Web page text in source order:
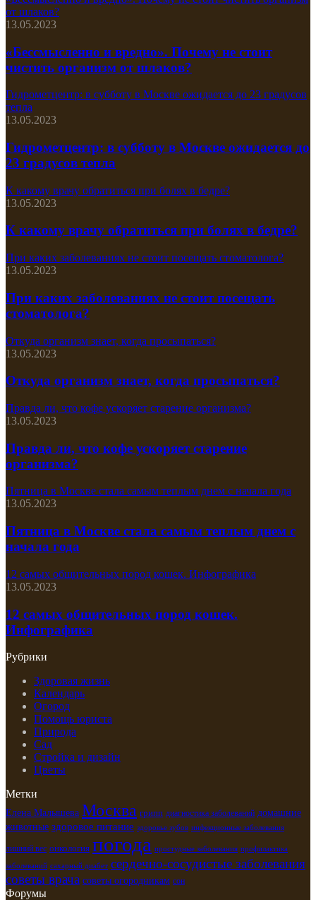
от шлаков?
13.05.2023
«Бессмысленно и вредно». Почему не стоит
чистить организм от шлаков?
Гидрометцентр: в субботу в Москве ожидается до 23 градусов
тепла
13.05.2023
Гидрометцентр: в субботу в Москве ожидается до
23 градусов тепла
К какому врачу обратиться при болях в бедре?
13.05.2023
К какому врачу обратиться при болях в бедре?
При каких заболеваниях не стоит посещать стоматолога?
13.05.2023
При каких заболеваниях не стоит посещать
стоматолога?
Откуда организм знает, когда просыпаться?
13.05.2023
Откуда организм знает, когда просыпаться?
Правда ли, что кофе ускоряет старение организма?
13.05.2023
Правда ли, что кофе ускоряет старение
организма?
Пятница в Москве стала самым теплым днем с начала года
13.05.2023
Пятница в Москве стала самым теплым днем с
начала года
12 самых общительных пород кошек. Инфографика
13.05.2023
12 самых общительных пород кошек.
Инфографика
Рубрики
Здоровая жизнь
Календарь
Огород
Помощь юриста
Природа
Сад
Стройка и дизайн
Цветы
Метки
Елена Малышева Москва грипп диагностика заболеваний домашние
животные здоровое питание здоровье зубов инфекционные заболевания
лишний вес онкология погода простудные заболевания профилактика
заболеваний сахарный диабет сердечно-сосудистые заболевания
советы врача советы огородникам сон
Форумы